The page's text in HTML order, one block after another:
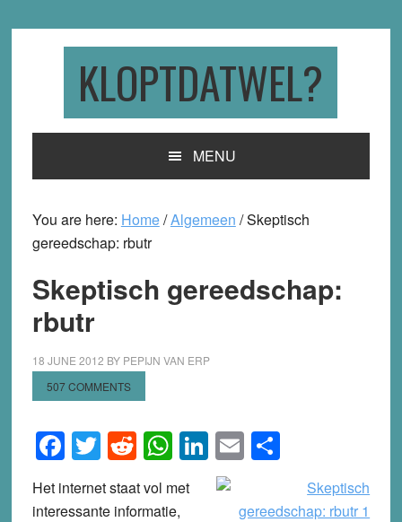
KLOPTDATWEL?
MENU
You are here: Home/Algemeen /Skeptisch
gereedschap: rbutr
Skeptisch gereedschap:
rbutr
18 JUNE 2012 BY PEPIJN VAN ERP
507 COMMENTS
Facebook
Twitter
Reddit
WhatsApp
LinkedIn
EmailShare
Het internet staat vol met
interessante informatie,